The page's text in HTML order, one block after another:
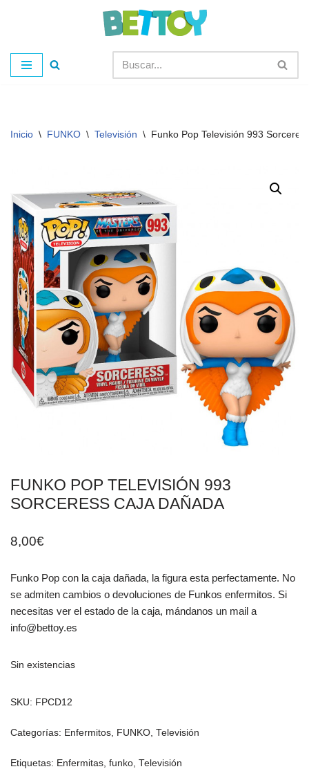
al
contenido
Inicio \ FUNKO \ Televisión \ Funko Pop Televisión 993
FUNKO POP TELEVISIÓN 993
SORCERESS CAJA DAÑADA
8,00€
Funko Pop con la caja dañada, la figura esta perfectamente. No
se admiten cambios o devoluciones de Funkos enfermitos. Si
necesitas ver el estado de la caja, mándanos un mail a
info@bettoy.es
Sin existencias
SKU: FPCD12
Categorías: Enfermitos FUNKO Televisión
Etiquetas: Enfermitas funko Televisión